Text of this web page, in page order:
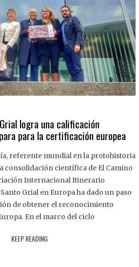
logra una calificación
para la certificación europea
referente mundial en la protohistoria
consolidación científica de El Camino
Internacional Itinerario
Grial en Europa ha dado un paso
de obtener el reconocimiento
En el marco del ciclo
KEEP READING